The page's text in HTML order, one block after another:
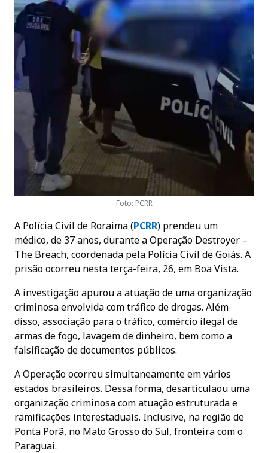
Foto: PCRR
A Polícia Civil de Roraima (PCRR) prendeu um
médico, de 37 anos, durante a Operação Destroyer –
The Breach, coordenada pela Polícia Civil de Goiás. A
prisão ocorreu nesta terça-feira, 26, em Boa Vista.
A investigação apurou a atuação de uma organização
criminosa envolvida com tráfico de drogas. Além
disso, associação para o tráfico, comércio ilegal de
armas de fogo, lavagem de dinheiro, bem como a
falsificação de documentos públicos.
A Operação ocorreu simultaneamente em vários
estados brasileiros. Dessa forma, desarticulaou uma
organização criminosa com atuação estruturada e
ramificações interestaduais. Inclusive, na região de
Ponta Porã, no Mato Grosso do Sul, fronteira com o
Paraguai.